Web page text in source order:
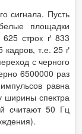
сигнала. Пусть
площадки
625 строк ґ 833
кадров, т.е. 25 ґ
с черного
6500000 раз
равна
ширины спектра
считают 50 Гц